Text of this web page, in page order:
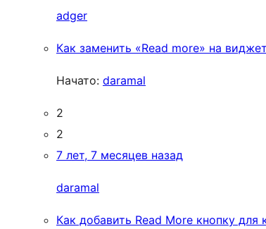
adger
Как заменить «Read more» на виджет
Начато: daramal
2
2
7 лет, 7 месяцев назад
daramal
Как добавить Read More кнопку для